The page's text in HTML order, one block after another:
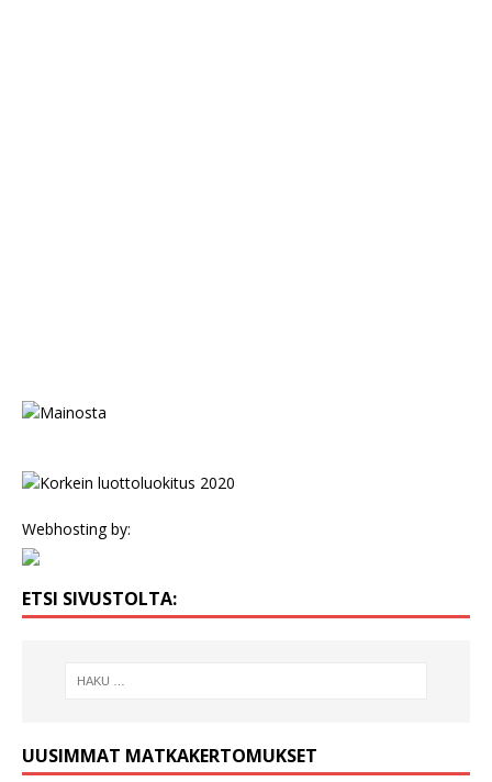
Webhosting by:
ETSI SIVUSTOLTA:
UUSIMMAT MATKAKERTOMUKSET